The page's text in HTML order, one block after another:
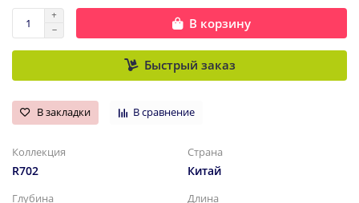
В корзину
Быстрый заказ
В закладки В сравнение
Коллекция
R702
Страна
Китай
Глубина Длина